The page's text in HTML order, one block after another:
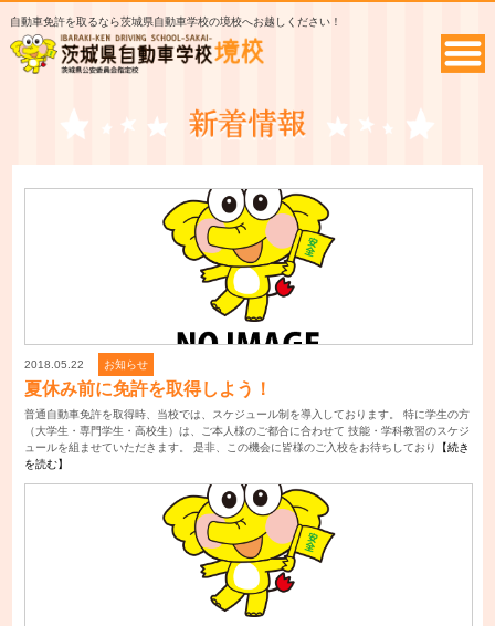
自動車免許を取るなら茨城県自動車学校の境校へお越しください！
2018.05.22 お知らせ
夏休み前に免許を取得しよう！
普通自動車免許を取得時、当校では、スケジュール制を導入しております。 特に学生の方
（大学生・専門学生・高校生）は、ご本人様のご都合に合わせて 技能・学科教習のスケジ
ュールを組ませていただきます。 是非、この機会に皆様のご入校をお待ちしており
【続き
を読む】